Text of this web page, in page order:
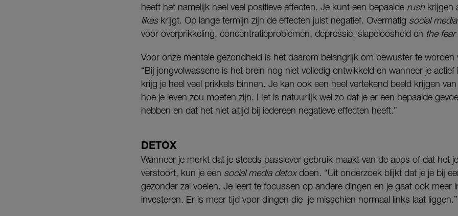
heeft het namelijk heel veel positieve effecten. Je kunt een bepaalde rushkrijgen
likes krijgt. Op lange termijn zijn de effecten juist negatief. Overmatig social media
voor overprikkeling, concentratieproblemen, depressie, slapeloosheid en the
Voor onze mentale gezondheid is het daarom belangrijk om bewuster te worden
“Bij jongvolwassene is het brein nog niet volledig ontwikkeld en wanneer je
krijg je heel veel prikkels binnen. Je kan ook een heel vertekend beeld krijgen
hoe je leven zou moeten zijn. Het is natuurlijk wel zo dat je er een bepaalde
hebben en dat het niet altijd bij iedereen negatieve effecten heeft.”
DETOX
Wanneer je merkt dat je steeds passiever gebruik maakt van de apps of dat het
verstoort, kun je een social media detoxdoen. “Uit onderzoek blijkt dat je je bij
gezonder zal voelen. Je leert te focussen op andere dingen en je gaat ook meer
investeren. Er is meer tijd voor dingen die je misschien normaal links laat liggen.”